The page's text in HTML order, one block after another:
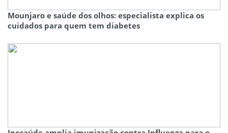
Mounjaro e saúde dos olhos: especialista explica os
cuidados para quem tem diabetes